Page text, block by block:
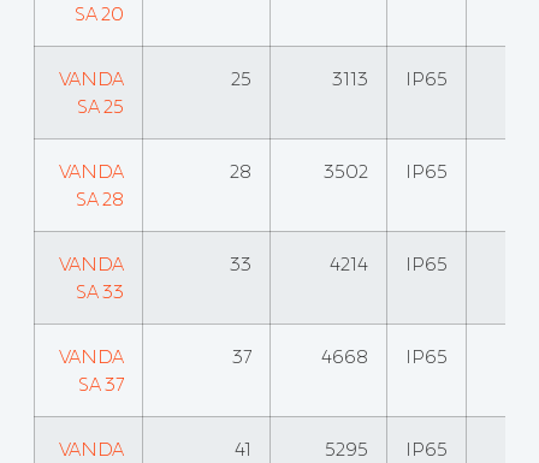
SA 20
VANDA
SA 25
25 3113 IP65
VANDA
SA 28
28 3502 IP65
VANDA
SA 33
33 4214 IP65
VANDA
SA 37
37 4668 IP65
VANDA
41 5295 IP65